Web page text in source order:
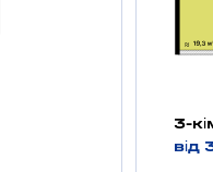
3-
від